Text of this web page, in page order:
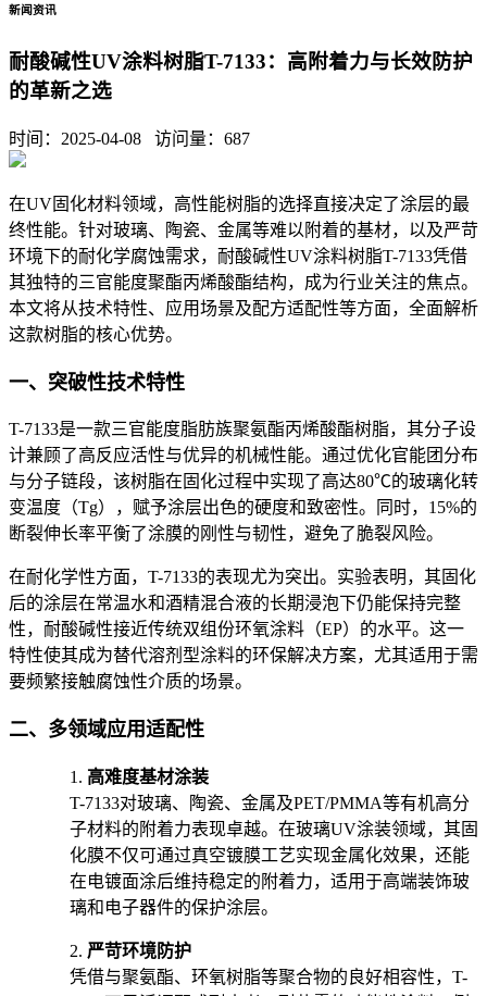
新闻资讯
耐酸碱性UV涂料树脂T-7133：高附着力与长效防护
的革新之选
时间：2025-04-08 访问量： 687
在UV固化材料领域，高性能树脂的选择直接决定了涂层的最
终性能。针对玻璃、陶瓷、金属等难以附着的基材，以及严苛
环境下的耐化学腐蚀需求， 耐酸碱性UV涂料树脂T-7133凭借
其独特的三官能度聚酯丙烯酸酯结构，成为行业关注的焦点。
本文将从技术特性、应用场景及配方适配性等方面，全面解析
这款树脂的核心优势。
一、突破性技术特性
T-7133是一款三官能度脂肪族聚氨酯丙烯酸酯树脂，其分子设
计兼顾了高反应活性与优异的机械性能。通过优化官能团分布
与分子链段，该树脂在固化过程中实现了高达80℃的玻璃化转
变温度（Tg），赋予涂层出色的硬度和致密性。同时，15%的
断裂伸长率平衡了涂膜的刚性与韧性，避免了脆裂风险。
在耐化学性方面，T-7133的表现尤为突出。实验表明，其固化
后的涂层在常温水和酒精混合液的长期浸泡下仍能保持完整
性， 耐酸碱性接近传统双组份环氧涂料（EP）的水平。这一
特性使其成为替代溶剂型涂料的环保解决方案，尤其适用于需
要频繁接触腐蚀性介质的场景。
二、多领域应用适配性
1. 高难度基材涂装
T-7133对玻璃、陶瓷、金属及PET/PMMA等有机高分
子材料的附着力表现卓越。在玻璃UV涂装领域，其固
化膜不仅可通过真空镀膜工艺实现金属化效果，还能
在电镀面涂后维持稳定的附着力，适用于高端装饰玻
璃和电子器件的保护涂层。
2. 严苛环境防护
凭借与聚氨酯、环氧树脂等聚合物的良好相容性，T-